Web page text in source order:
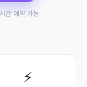
간 예약 가능
⚡